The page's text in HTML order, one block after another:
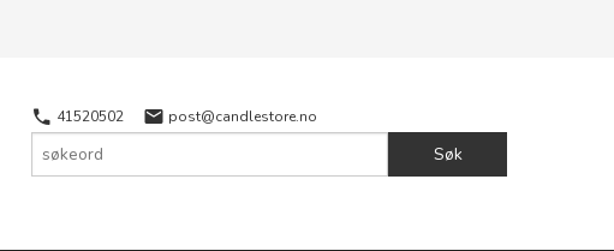
41520502 post@candlestore.no
Søk